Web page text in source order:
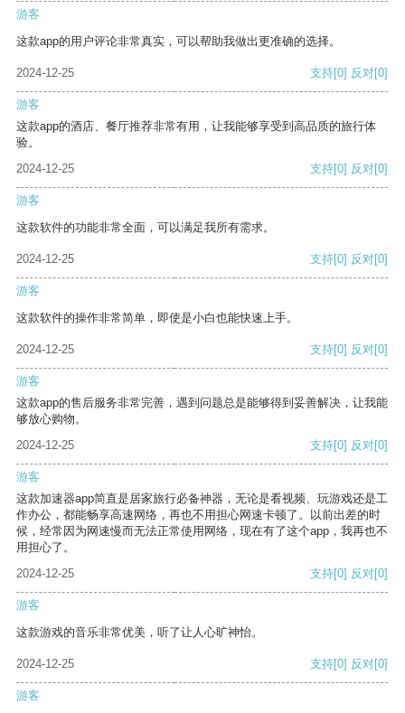
游客
这款app的用户评论非常真实，可以帮助我做出更准确的选择。
2024-12-25 支持[0] 反对[0]
游客
这款app的酒店、餐厅推荐非常有用，让我能够享受到高品质的旅行体
验。
2024-12-25
支持[0] 反对[0]
游客
这款软件的功能非常全面，可以满足我所有需求。
2024-12-25 支持[0] 反对[0]
游客
这款软件的操作非常简单，即使是小白也能快速上手。
2024-12-25 支持[0] 反对[0]
游客
这款app的售后服务非常完善，遇到问题总是能够得到妥善解决，让我能
够放心购物。
2024-12-25
支持[0] 反对[0]
游客
这款加速器app简直是居家旅行必备神器，无论是看视频、玩游戏还是工
作办公，都能畅享高速网络，再也不用担心网速卡顿了。以前出差的时
候，经常因为网速慢而无法正常使用网络，现在有了这个app，我再也不
用担心了。
2024-12-25
支持[0] 反对[0]
游客
这款游戏的音乐非常优美，听了让人心旷神怡。
2024-12-25 支持[0] 反对[0]
游客